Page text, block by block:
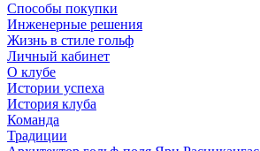
Способы покупки
Инженерные решения
Жизнь в стиле гольф
Личный кабинет
О клубе
Истории успеха
История клуба
Команда
Традиции